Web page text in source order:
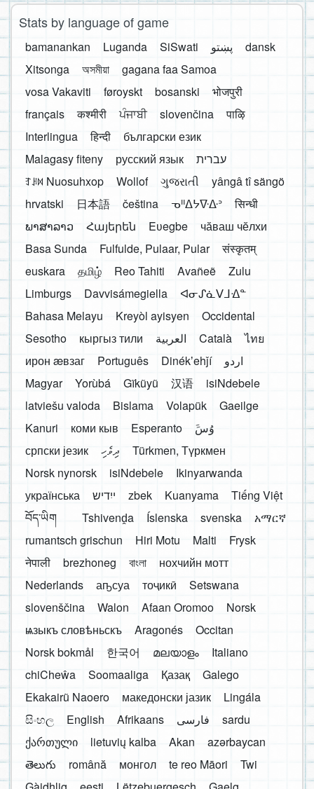
Stats by language of game
bamanankan Luganda SiSwati پښتو
dansk
Xitsonga
অসমীয়া
gagana faa Samoa
vosa Vakaviti
føroyskt bosanski
भोजपुरी
français
कश्मीरी ਪੰਜਾਬੀ slovenčina
पाऴि
Interlingua
हिन्दी
български език
Malagasy fiteny
русский язык
עברית
ꆈꌠ꒿ Nuosuhxop
Wollof ગુજરાતી
yângâ tî sängö
hrvatski
日本語 čeština ᓀᐦᐃᔭᐍᐏᐣ
सिन्धी
ພາສາລາວ
Հայերեն Eʋegbe
чӑваш чӗлхи
Basa Sunda
Fulfulde, Pulaar, Pular
संस्कृतम्
euskara
தமிழ் Reo Tahiti Avañeẽ
Zulu
Limburgs
Davvisámegiella
ᐊᓂᔑᓈᐯᒧᐎᓐ
Bahasa Melayu
Kreyòl ayisyen
Occidental
Sesotho
кыргыз тили العربية Català
ไทย
ирон æвзаг
Português Dinékʼehǰí
اردو
Magyar
Yorùbá Gĩkũyũ 汉语
isiNdebele
latviešu valoda
Bislama Volapük
Gaeilge
Kanuri
коми кыв Esperanto
َوُسَ
српски језик
ދިވެހި
Türkmen, Түркмен
Norsk nynorsk
isiNdebele
Ikinyarwanda
українська
ייִדיש zbek Kuanyama
Tiếng Việt
བོད་ཡིག
Tshivenḓa Íslenska svenska
አማርኛ
rumantsch grischun
Hiri Motu Malti
Frysk
नेपाली
brezhoneg বাংলা
нохчийн мотт
Nederlands
аҧсуа тоҷикӣ
Setswana
slovenščina
Walon Afaan Oromoo
Norsk
ѩзыкъ словѣньскъ
Aragonés
Occitan
Norsk bokmål
한국어 മലയാളം
Italiano
chiCheŵa
Soomaaliga Қазақ
Galego
Ekakairũ Naoero
македонски јазик
Lingála
සිංහල
English Afrikaans فارسی
sardu
ქართული
lietuvių kalba Akan
azərbaycan
తెలుగు
română монгол te reo Māori
Twi